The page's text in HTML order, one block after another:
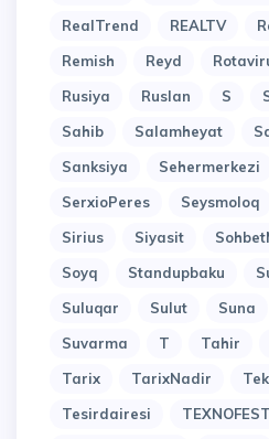
RealTrend
REALTV
Remish
Reyd
Rusiya
Ruslan S
Sahib
Salamheyat
Sanksiya
Sehermerkezi
SerxioPeres
Seysmoloq
Sirius
Siyasit
Soyq
Standupbaku
Suluqar
Sulut Suna
Suvarma
T Tahir
Tarix
TarixNadir
Tesirdairesi